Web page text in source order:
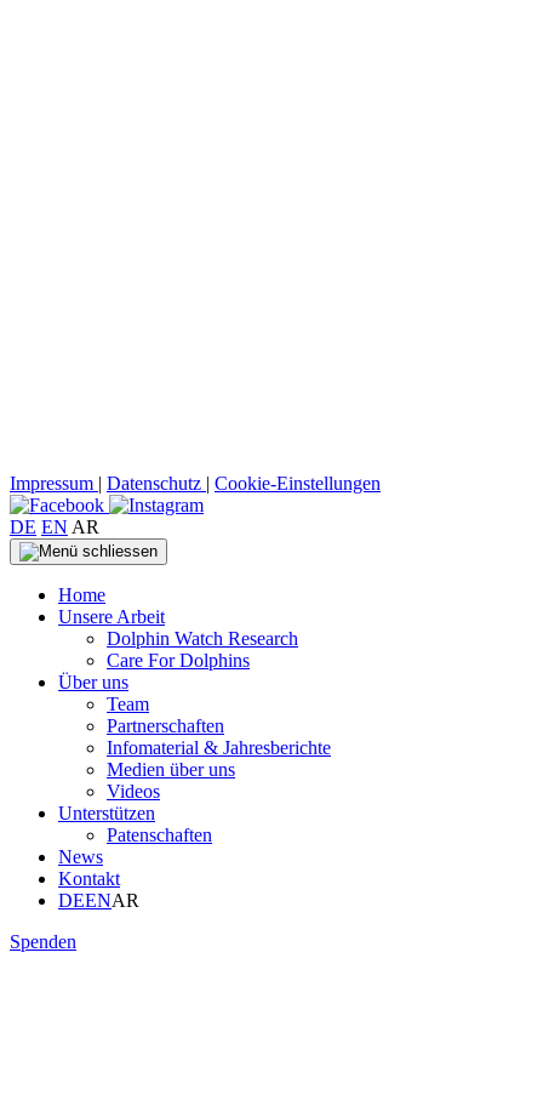
Impressum | Datenschutz | Cookie-Einstellungen
DE EN AR
Home
Unsere Arbeit
Dolphin Watch Research
Care For Dolphins
Über uns
Team
Partnerschaften
Infomaterial & Jahresberichte
Medien über uns
Videos
Unterstützen
Patenschaften
News
Kontakt
DEENAR
Spenden